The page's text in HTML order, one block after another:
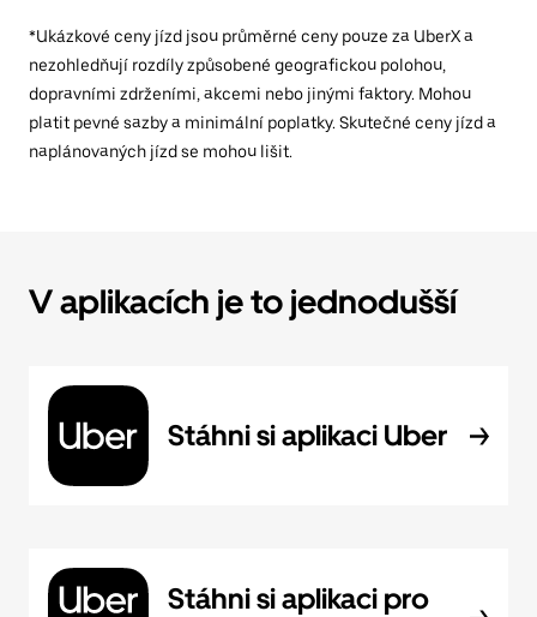
*Ukázkové ceny jízd jsou průměrné ceny pouze za UberX a
nezohledňují rozdíly způsobené geografickou polohou,
dopravními zdrženími, akcemi nebo jinými faktory. Mohou
platit pevné sazby a minimální poplatky. Skutečné ceny jízd a
naplánovaných jízd se mohou lišit.
V aplikacích je to jednodušší
Stáhni si aplikaci Uber
Stáhni si aplikaci pro